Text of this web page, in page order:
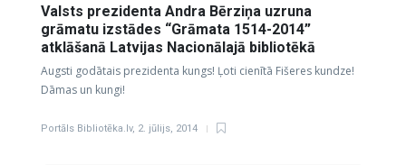
Valsts prezidenta Andra Bērziņa uzruna
grāmatu izstādes “Grāmata 1514-2014”
atklāšanā Latvijas Nacionālajā bibliotēkā
Augsti godātais prezidenta kungs! Ļoti cienītā Fišeres kundze!
Dāmas un kungi!
Portāls Bibliotēka.lv, 2. jūlijs, 2014